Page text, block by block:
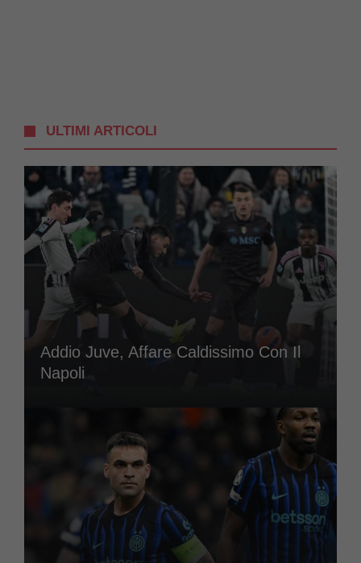
ULTIMI ARTICOLI
Addio Juve, Affare Caldissimo Con Il
Napoli